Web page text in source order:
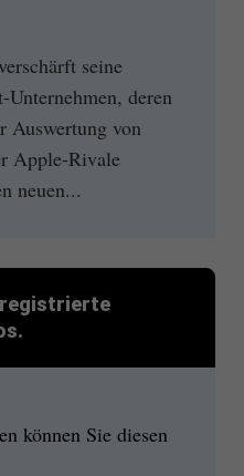
seine
deren
Auswertung von
Apple-Rivale
neuen...
können Sie diesen